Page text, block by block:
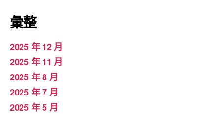
彙整
2025 年 12 月
2025 年 11 月
2025 年 8 月
2025 年 7 月
2025 年 5 月